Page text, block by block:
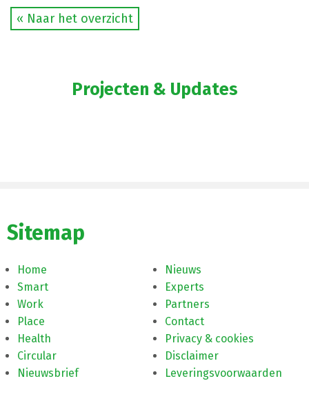
« Naar het overzicht
Projecten & Updates
Sitemap
Home
Smart
Work
Place
Health
Circular
Nieuwsbrief
Nieuws
Experts
Partners
Contact
Privacy & cookies
Disclaimer
Leveringsvoorwaarden